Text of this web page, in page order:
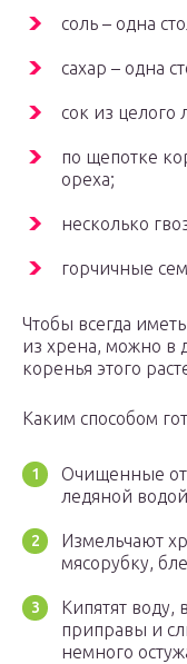
соль – одна
сахар – одна
сок из целого
по щепотке
ореха;
несколько
горчичные
Чтобы всегда
из хрена, можно в
коренья этого
Каким способом
Очищенные
ледяной
Измельчают
мясорубку,
Кипятят воду,
приправы и
немного